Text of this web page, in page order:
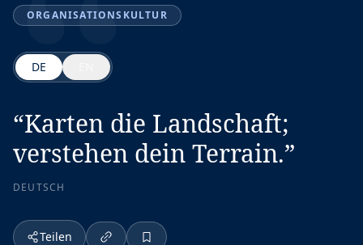
ORGANISATIONSKULTUR
DE
“Karten die Landschaft;
verstehen dein Terrain.”
DEUTSCH
Teilen